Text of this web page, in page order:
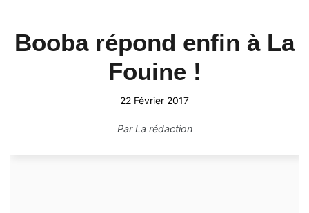
Booba répond enfin à La
Fouine !
22 Février 2017
ParLa rédaction